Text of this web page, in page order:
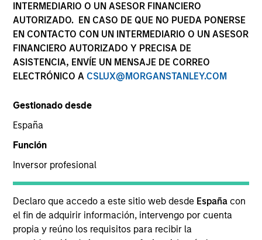
INTERMEDIARIO O UN ASESOR FINANCIERO
AUTORIZADO. EN CASO DE QUE NO PUEDA PONERSE
EN CONTACTO CON UN INTERMEDIARIO O UN ASESOR
FINANCIERO AUTORIZADO Y PRECISA DE
ASISTENCIA, ENVÍE UN MENSAJE DE CORREO
ELECTRÓNICO A CSLUX@MORGANSTANLEY.COM
Gestionado desde
España
Función
Inversor profesional
Declaro que accedo a este sitio web desde España con
el fin de adquirir información, intervengo por cuenta
propia y reúno los requisitos para recibir la
Nuestra cultura inclusiva
Al promover un entorno inclusivo en el
que todo el mundo tenga un sentido
de pertenencia, seguimos impulsando
la innovación, el liderazgo intelectual y
la excelencia en la inversión para
satisfacer las necesidades en
constante evolución de nuestros
clientes.